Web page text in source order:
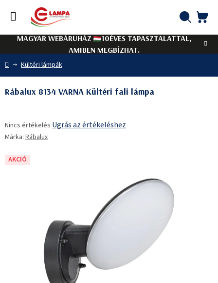
tartalomhoz
MAGYAR WEBÁRUHÁZ
10ÉVES TAPASZTALATTAL,
AMIBEN MEGBÍZHAT.
Kezdőlap
Kültéri lámpák
Rábalux 8134 VARNA Kültéri fali lámpa
termék
átlagos
5-
Nincs értékelés Ugrás az értékeléshez
Márka: Rábalux
AKCIÓ